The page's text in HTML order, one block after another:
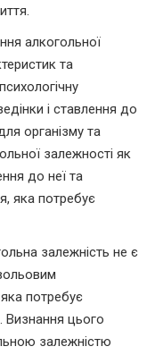
алкогольної
та
і ставлення до
організму та
залежності як
до неї та
яка потребує
залежність не є
потребує
Визнання цього
залежністю